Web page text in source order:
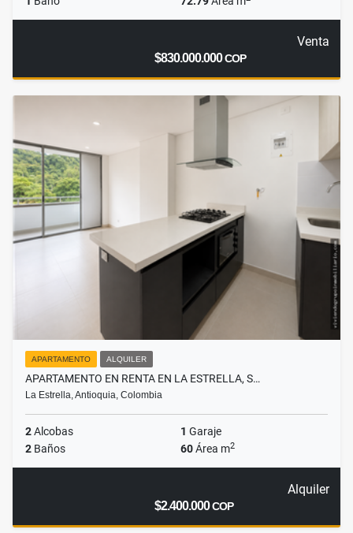
Venta
$830.000.000COP
APARTAMENTO ALQUILER
APARTAMENTO EN RENTA EN LA ESTRELLA, S…
La Estrella, Antioquia, Colombia
2Alcobas 1 Garaje
2 Baños 60Área m2
Alquiler
$2.400.000COP